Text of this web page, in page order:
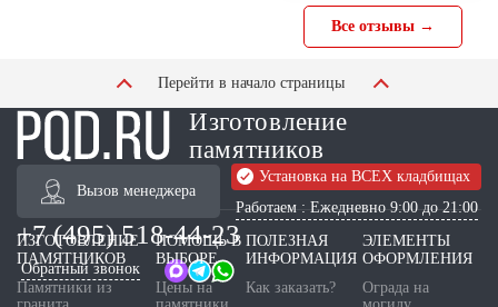
Все отзывы →
Перейти в начало страницы
Изготовление
памятников
Вызов менеджера
Установка на ВСЕХ кладбищах
Работаем : Ежедневно 9:00 до 21:00
+7 (495) 518-44-23
Обратный звонок
ИЗГОТОВЛЕНИЕ
ПАМЯТНИКОВ
Памятники из
ПОМОЩЬ В
ВЫБОРЕ
Цены на
ПОЛЕЗНАЯ
ИНФОРМАЦИЯ
Как заказать?
ЭЛЕМЕНТЫ
ОФОРМЛЕНИЯ
Ограда на